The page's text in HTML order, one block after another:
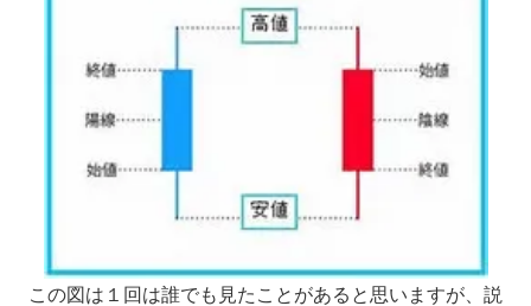
この図は１回は誰でも見たことがあると思いますが、説